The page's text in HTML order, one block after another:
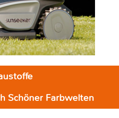
Schöner Farbwelten